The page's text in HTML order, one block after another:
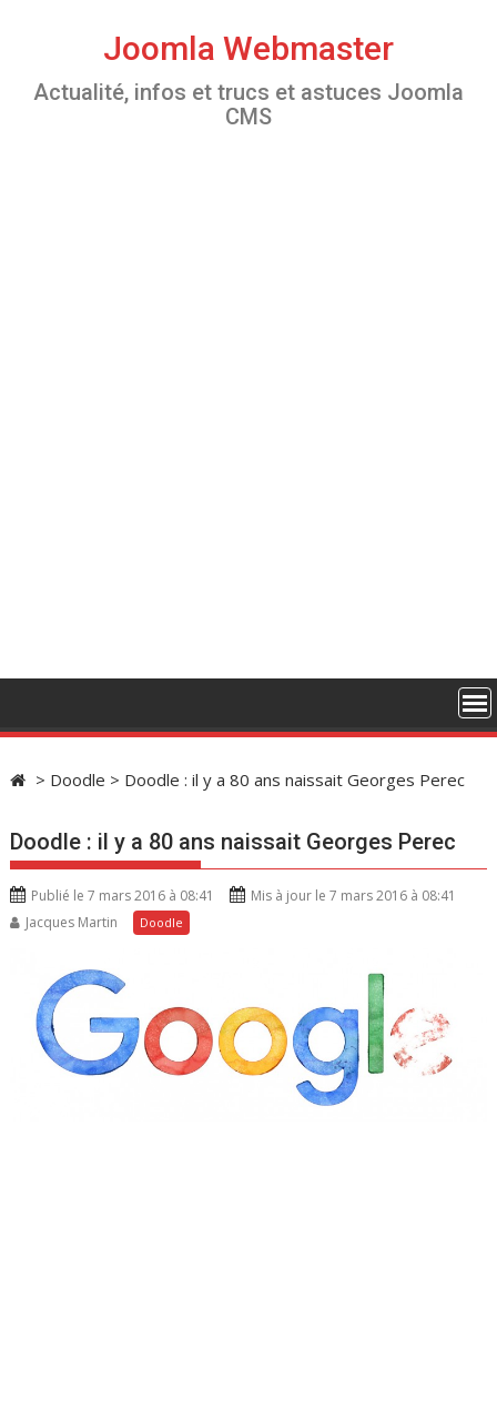
Joomla Webmaster
Actualité, infos et trucs et astuces Joomla
CMS
> Doodle > Doodle : il y a 80 ans naissait Georges Perec
Doodle : il y a 80 ans naissait Georges Perec
Publié le 7 mars 2016 à 08:41
Mis à jour le 7 mars 2016 à 08:41
Jacques Martin
Doodle